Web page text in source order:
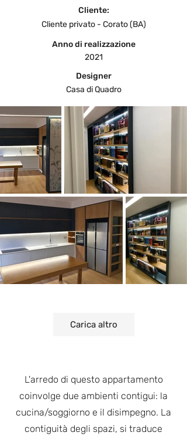
Cliente:
Cliente privato - Corato (BA)
Anno di realizzazione
2021
Designer
Casa di Quadro
Carica altro
L'arredo di questo appartamento
coinvolge due ambienti contigui: la
cucina/soggiorno e il disimpegno. La
contiguità degli spazi, si traduce